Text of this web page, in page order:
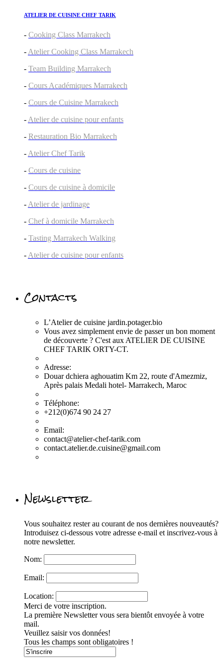
ATELIER DE CUISINE CHEF TARIK
- Cooking Class Marrakech
- Atelier Cooking Class Marrakech
- Team Building Marrakech
- Cours Académiques Marrakech
- Cours de Cuisine Marrakech
- Atelier de cuisine pour enfants
- Restauration Bio Marrakech
- Atelier Chef Tarik
- Cours de cuisine
- Cours de cuisine à domicile
- Atelier de jardinage
- Chef à domicile Marrakech
- Tasting Marrakech Walking
- Atelier de cuisine pour enfants
Contacts
L’Atelier de cuisine jardin.potager.bio
Vous avez simplement envie de passer un bon moment
de découverte ? C'est aux ATELIER DE CUISINE
CHEF TARIK ORTY-CT.
Adresse:
Douar dchiera aghouatim Km 22, route d'Amezmiz,
Après palais Medali hotel- Marrakech, Maroc
Téléphone:
+212(0)674 90 24 27
Email:
contact@atelier-chef-tarik.com
contact.atelier.de.cuisine@gmail.com
Newsletter
Vous souhaitez rester au courant de nos dernières nouveautés?
Introduisez ci-dessous votre adresse e-mail et inscrivez-vous à
notre newsletter.
Nom:
Email:
Location:
Merci de votre inscription.
La première Newsletter vous sera bientôt envoyée à votre
mail.
Veuillez saisir vos données!
Tous les champs sont obligatoires !